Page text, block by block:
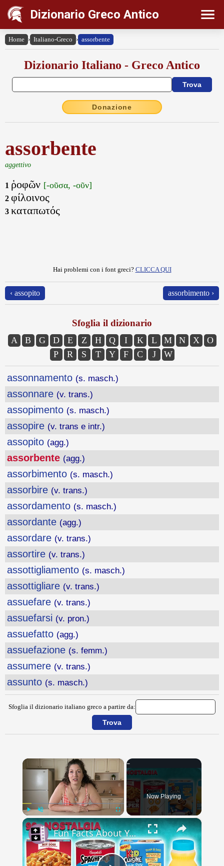
Dizionario Greco Antico
Home › Italiano-Greco › assorbente
Dizionario Italiano - Greco Antico
Donazione
assorbente
aggettivo
1 ῥοφῶν [-οῦσα, -οῦν]
2 φίλοινος
3 καταπωτός
Hai problemi con i font greci? CLICCA QUI
‹ assopito assorbimento ›
Sfoglia il dizionario
A B G D E Z H Q I K L M N X
O
P
R S T Y F C J W
assonnamento (s. masch.)
assonnare (v. trans.)
assopimento (s. masch.)
assopire (v. trans e intr.)
assopito (agg.)
assorbente (agg.)
assorbimento (s. masch.)
assorbire (v. trans.)
assordamento (s. masch.)
assordante (agg.)
assordare (v. trans.)
assortire (v. trans.)
assottigliamento (s. masch.)
assottigliare (v. trans.)
assuefare (v. trans.)
assuefarsi (v. pron.)
assuefatto (agg.)
assuefazione (s. femm.)
assumere (v. trans.)
assunto (s. masch.)
Sfoglia il dizionario italiano greco a partire da:
×
Play Unmute
Now Playing
×
Fun Facts About Your Favorite 90s Foods